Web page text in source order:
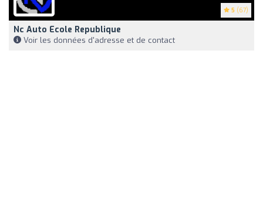
5 (67)
Nc Auto Ecole Republique
Voir les données d'adresse et de contact